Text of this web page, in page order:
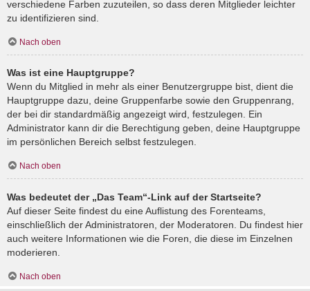
verschiedene Farben zuzuteilen, so dass deren Mitglieder leichter
zu identifizieren sind.
Nach oben
Was ist eine Hauptgruppe?
Wenn du Mitglied in mehr als einer Benutzergruppe bist, dient die
Hauptgruppe dazu, deine Gruppenfarbe sowie den Gruppenrang,
der bei dir standardmäßig angezeigt wird, festzulegen. Ein
Administrator kann dir die Berechtigung geben, deine Hauptgruppe
im persönlichen Bereich selbst festzulegen.
Nach oben
Was bedeutet der „Das Team“-Link auf der Startseite?
Auf dieser Seite findest du eine Auflistung des Forenteams,
einschließlich der Administratoren, der Moderatoren. Du findest hier
auch weitere Informationen wie die Foren, die diese im Einzelnen
moderieren.
Nach oben